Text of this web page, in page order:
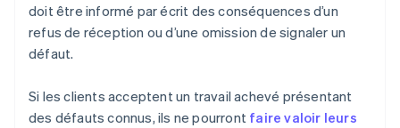
doit être informé par écrit des conséquences d’un
refus de réception ou d’une omission de signaler un
défaut.
Si les clients acceptent un travail achevé présentant
des défauts connus, ils ne pourront faire valoir leurs